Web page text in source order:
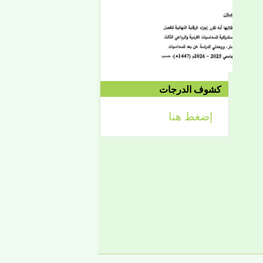
الدورة الاستدراكية الثانية:
الثلاثاء 09/08 وحتى
1442/09/12هـ
الموافق 04/20 حتى
2021/04/24م
إعلان
كشوف الدرجات
إضغط هنا